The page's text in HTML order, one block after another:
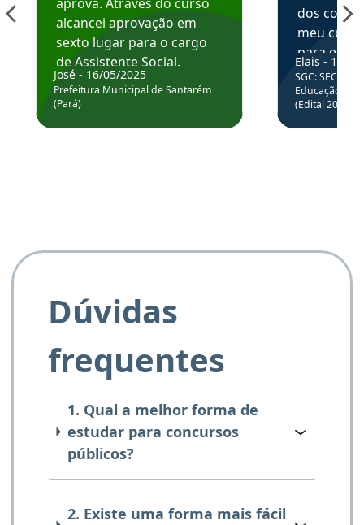
alcancei aprovação em
sexto lugar para o cargo
de Assistente Social.
Hoje estou atuando na
Prefeitura de Santarém.
José - 16/05/2025
Prefeitura Municipal de Santarém
(Pará)
dos
meu
para
colocar
através
de
Elais - 15/
SGC: SEC BA
Educação
(Edital
Dúvidas
frequentes
1. Qual a melhor forma de
estudar para concursos
públicos?
2. Existe uma forma mais fácil